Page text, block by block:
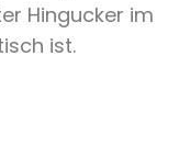
Hingucker im
ist.